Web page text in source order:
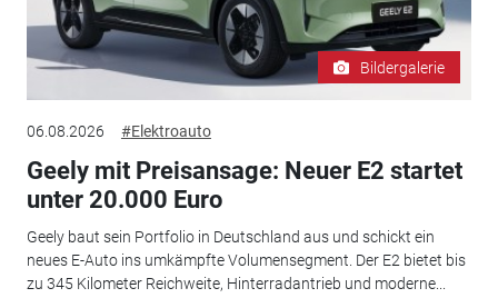
Bildergalerie
06.08.2026 #Elektroauto
Geely mit Preisansage: Neuer E2 startet
unter 20.000 Euro
Geely baut sein Portfolio in Deutschland aus und schickt ein
neues E-Auto ins umkämpfte Volumensegment. Der E2 bietet bis
zu 345 Kilometer Reichweite, Hinterradantrieb und moderne...